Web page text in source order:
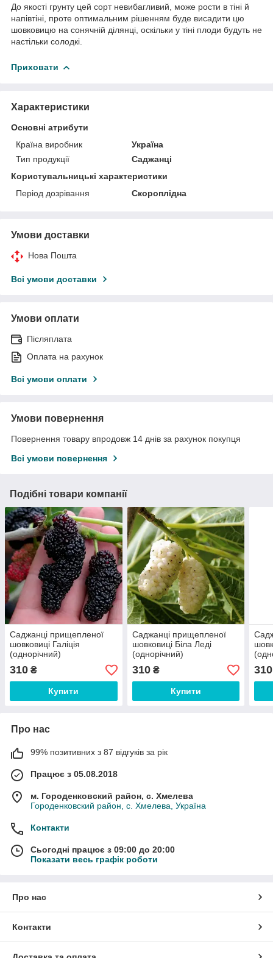
До якості грунту цей сорт невибагливий, може рости в тіні й
напівтіні, проте оптимальним рішенням буде висадити цю
шовковицю на сонячній ділянці, оскільки у тіні плоди будуть не
настільки солодкі.
Приховати
Характеристики
Основні атрибути
Країна виробник
Україна
Тип продукції
Саджанці
Користувальницькі характеристики
Період дозрівання
Скороплідна
Умови доставки
Нова Пошта
Всі умови доставки
Умови оплати
Післяплата
Оплата на рахунок
Всі умови оплати
Умови повернення
Повернення товару впродовж 14 днів за рахунок покупця
Всі умови повернення
Подібні товари компанії
Саджанці прищепленої
шовковиці Галіція
(однорічний)
310 ₴
Купити
Саджанці прищепленої
шовковиці Біла Леді
(однорічний)
310₴
Купити
310
Про нас
99% позитивних з 87 відгуків за рік
Працює з 05.08.2018
м. Городенковский район, с. Хмелева
Городенковский район, с. Хмелева, Україна
Контакти
Сьогодні працює з 09:00 до 20:00
Показати весь графік роботи
Про нас
Контакти